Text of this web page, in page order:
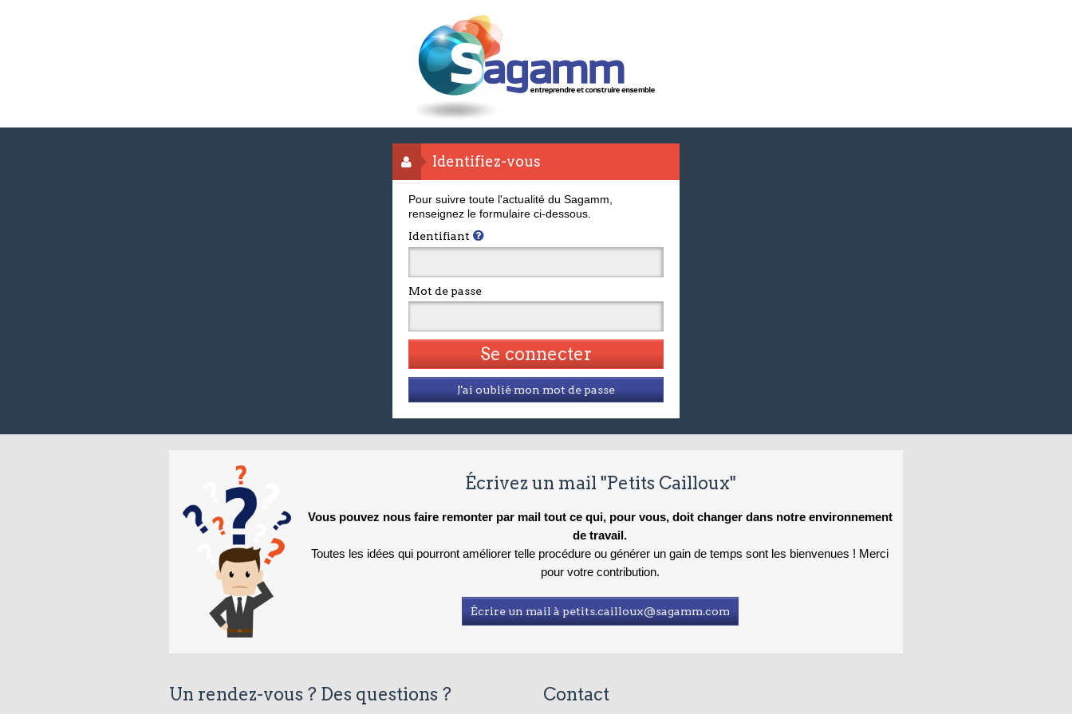
Identifiez-vous
Pour suivre toute l'actualité du Sagamm,
renseignez le formulaire ci-dessous.
Identifiant
Mot de passe
J'ai oublié mon mot de passe
Écrivez un mail "Petits Cailloux"
Vous pouvez nous faire remonter par mail tout ce qui, pour vous, doit changer dans notre environnement
de travail.
Toutes les idées qui pourront améliorer telle procédure ou générer un gain de temps sont les bienvenues ! Merci
pour votre contribution.
Écrire un mail à petits.cailloux@sagamm.com
Un rendez-vous ? Des questions ? Contact